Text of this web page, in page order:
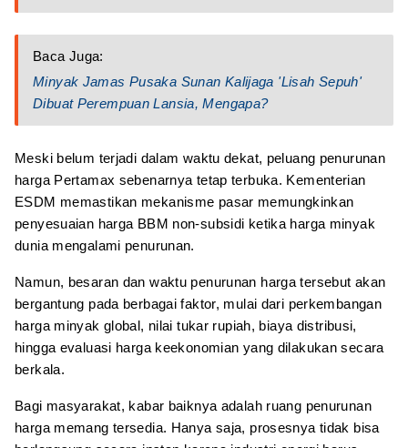
Baca Juga:
Minyak Jamas Pusaka Sunan Kalijaga 'Lisah Sepuh'
Dibuat Perempuan Lansia, Mengapa?
Meski belum terjadi dalam waktu dekat, peluang penurunan
harga Pertamax sebenarnya tetap terbuka. Kementerian
ESDM memastikan mekanisme pasar memungkinkan
penyesuaian harga BBM non-subsidi ketika harga minyak
dunia mengalami penurunan.
Namun, besaran dan waktu penurunan harga tersebut akan
bergantung pada berbagai faktor, mulai dari perkembangan
harga minyak global, nilai tukar rupiah, biaya distribusi,
hingga evaluasi harga keekonomian yang dilakukan secara
berkala.
Bagi masyarakat, kabar baiknya adalah ruang penurunan
harga memang tersedia. Hanya saja, prosesnya tidak bisa